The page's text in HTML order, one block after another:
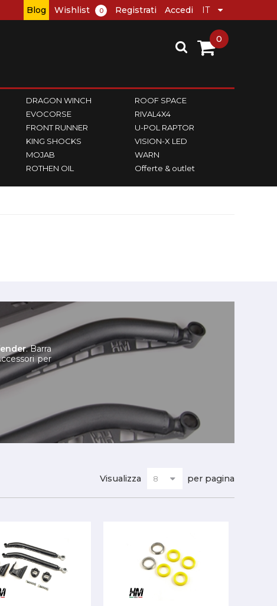
Blog Wishlist 0 Registrati Accedi
DRAGON WINCH
EVOCORSE
FRONT RUNNER
KING SHOCKS
MOJAB
ROTHEN OIL
ROOF SPACE
RIVAL4X4
U-POL RAPTOR
VISION-X LED
WARN
Offerte & outlet
0
. Barra
per
Visualizza per pagina